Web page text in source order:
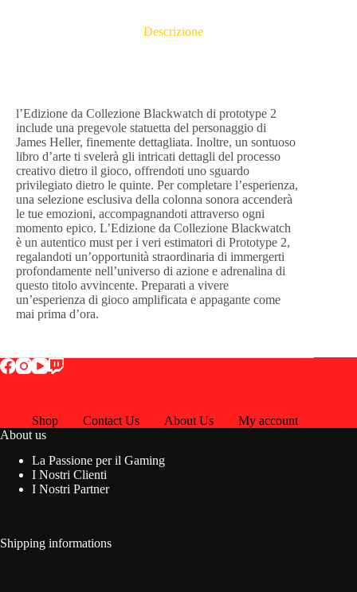
Descrizione
l’Edizione da Collezione Blackwatch di prototype 2
include una pregevole statuetta del personaggio di
James Heller, finemente dettagliata. Inoltre, un sontuoso
libro d’arte ti svelerà gli intricati dettagli del processo
creativo dietro il gioco, offrendoti uno sguardo
privilegiato dietro le quinte. Per completare l’esperienza,
una selezione esclusiva della colonna sonora accenderà
le tue emozioni, accompagnandoti attraverso ogni
momento epico. L’Edizione da Collezione Blackwatch
è un autentico must per i veri estimatori di Prototype 2,
regalandoti un’opportunità straordinaria di immergerti
profondamente nell’universo di azione e adrenalina di
questo titolo avvincente. Preparati a vivere
un’esperienza di gioco amplificata e appagante come
mai prima d’ora.
Shop Contact Us About Us
My account
About us
La Passione per il Gaming
I Nostri Clienti
I Nostri Partner
Shipping informations